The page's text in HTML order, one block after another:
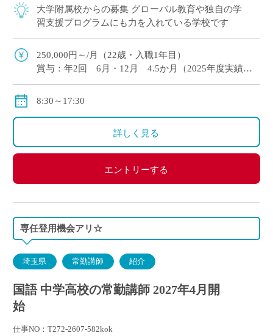
大学附属校からの募集 グローバル教育や独自の学
習支援プログラムにも力を入れている学校です
250,000円～/月（22歳・入職1年目）
賞与：年2回 6月・12月 4.5か月（2025年度実績）
8:30～17:30
詳しく見る
エントリーする
専任登用機会アリ☆
埼玉県 常勤講師 紹介
国語 中学高校の常勤講師 2027年4月開
始
仕事NO：T272-2607-582kok